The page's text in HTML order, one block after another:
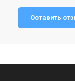
Оставить